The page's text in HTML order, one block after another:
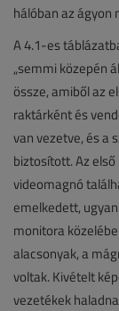
hálóban az ágyon
A 4.1-es
„semmi közepén
össze, amiből az
raktárként és
van vezetve, és a
biztosított. Az
videomagnó
emelkedett,
monitora
alacsonyak, a
voltak. Kivételt
vezetékek